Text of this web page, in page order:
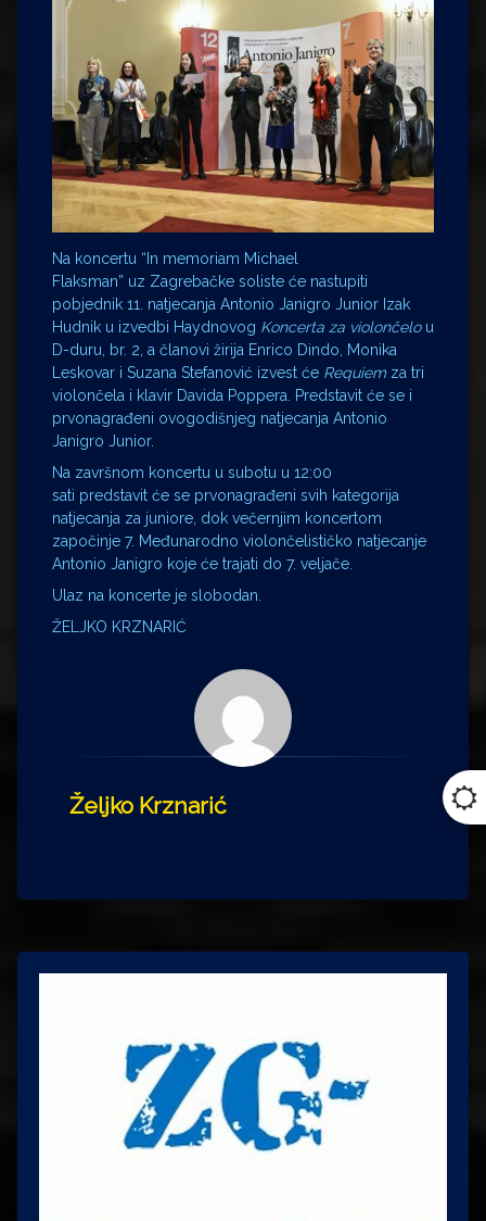
Na koncertu “In memoriam Michael
Flaksman” uz Zagrebačke soliste će nastupiti
pobjednik 11. natjecanja Antonio Janigro Junior Izak
Hudnik u izvedbi Haydnovog Koncerta za violončelo u
D-duru, br. 2, a članovi žirija Enrico Dindo, Monika
Leskovar i Suzana Stefanović izvest će Requiem za tri
violončela i klavir Davida Poppera. Predstavit će se i
prvonagrađeni ovogodišnjeg natjecanja Antonio
Janigro Junior.
Na završnom koncertu u subotu u 12:00
sati predstavit će se prvonagrađeni svih kategorija
natjecanja za juniore, dok večernjim koncertom
započinje 7. Međunarodno violončelističko natjecanje
Antonio Janigro koje će trajati do 7. veljače.
Ulaz na koncerte je slobodan.
ŽELJKO KRZNARIĆ
Željko Krznarić